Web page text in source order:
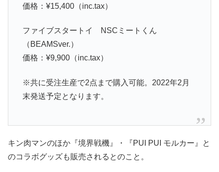
価格：¥15,400（inc.tax）
ファイブスタートイ NSCミートくん
（BEAMSver.）
価格：¥9,900（inc.tax）
※共に受注生産で2点まで購入可能。2022年2月
末発送予定となります。
キン肉マンのほか『境界戦機』・『PUI PUI モルカー』と
のコラボグッズも販売されるとのこと。